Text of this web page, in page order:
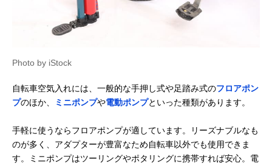
チョ! CY001
Amazonで見る
チメント
キジマ(Kijima)ス
JP02
直感的な操作が可
ーン方式
155（＋8）
Amazonで見る
ボッシュ(BOSCH)
コードレスエアポ
軽量で操作性に優
れたスマートなデ
49×106×215mm
Photo by iStock
自転車空気入れには、一般的な手押し式や足踏み式のフロアポン
プのほか、 ミニポンプや電動ポンプといった種類があります。
手軽に使うならフロアポンプが適しています。リーズナブルなも
のが多く、アダプターが豊富なため自転車以外でも使用できま
す。ミニポンプはツーリングやポタリングに携帯すれば安心。電